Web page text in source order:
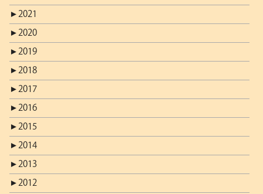
► 2021
► 2020
► 2019
► 2018
► 2017
► 2016
► 2015
► 2014
► 2013
► 2012